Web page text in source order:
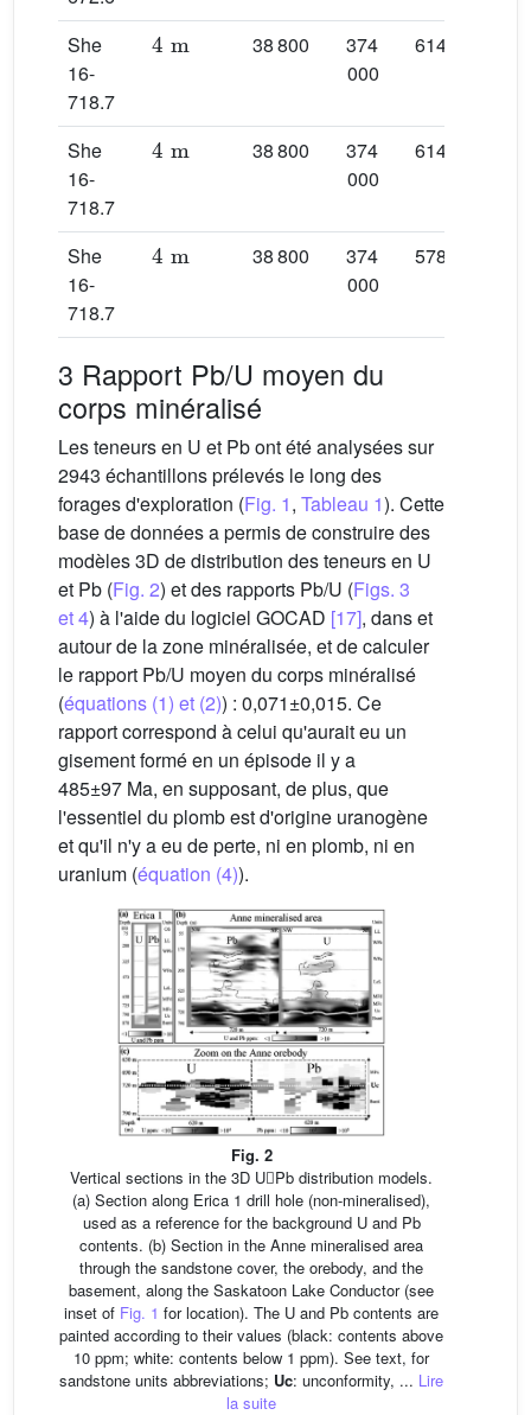
She
16-
718.7
4m
38 800
374
000
6140 ± 19
She
16-
718.7
4m
38 800
374
000
6149 ± 3
She
16-
718.7
4m
38 800
374
000
5787 ± 8
3 Rapport Pb/U moyen du
corps minéralisé
Les teneurs en U et Pb ont été analysées sur
2943 échantillons prélevés le long des
forages d'exploration (Fig. 1, Tableau 1). Cette
base de données a permis de construire des
modèles 3D de distribution des teneurs en U
et Pb (Fig. 2) et des rapports Pb/U (Figs. 3
et 4) à l'aide du logiciel GOCAD [17], dans et
autour de la zone minéralisée, et de calculer
le rapport Pb/U moyen du corps minéralisé
(équations (1) et (2)) : 0,071±0,015. Ce
rapport correspond à celui qu'aurait eu un
gisement formé en un épisode il y a
485±97 Ma, en supposant, de plus, que
l'essentiel du plomb est d'origine uranogène
et qu'il n'y a eu de perte, ni en plomb, ni en
uranium (équation (4)).
Fig. 2
Vertical sections in the 3D UPb distribution models.
(a) Section along Erica 1 drill hole (non-mineralised),
used as a reference for the background U and Pb
contents. (b) Section in the Anne mineralised area
through the sandstone cover, the orebody, and the
basement, along the Saskatoon Lake Conductor (see
inset of Fig. 1 for location). The U and Pb contents are
painted according to their values (black: contents above
10 ppm; white: contents below 1 ppm). See text, for
sandstone units abbreviations; Uc: unconformity, ... Lire
la suite